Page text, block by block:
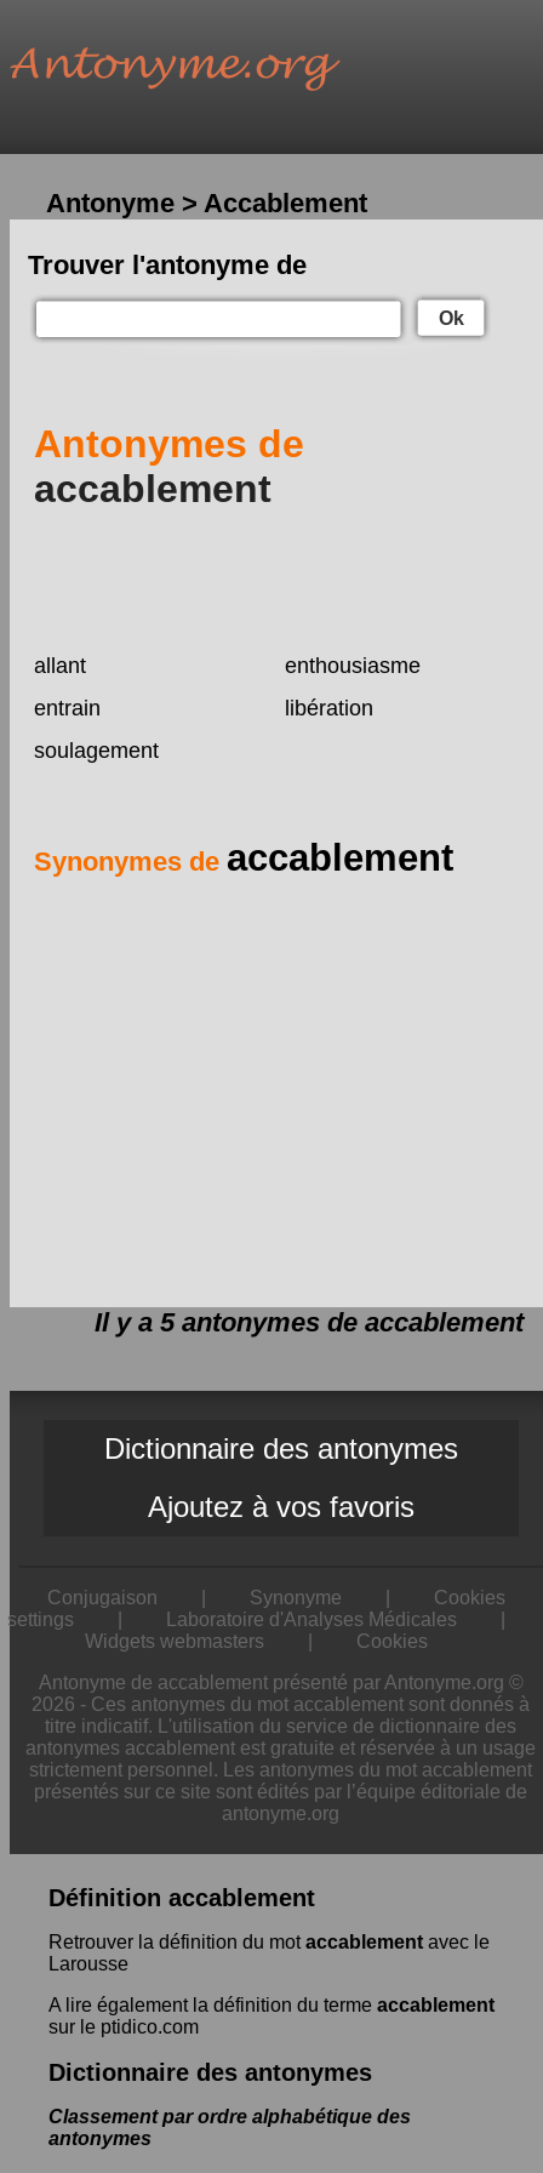
Antonyme > Accablement
Trouver l'antonyme de
Ok
Antonymes de
accablement
allant
enthousiasme
entrain
libération
soulagement
Synonymes de accablement
Il y a 5 antonymes de accablement
Dictionnaire des antonymes
Ajoutez à vos favoris
Conjugaison Synonyme
Cookies
settings
Laboratoire d'Analyses Médicales
Widgets webmasters
Cookies
Antonyme de accablement présenté par Antonyme.org ©
2026 - Ces antonymes du mot accablement sont donnés à
titre indicatif. L'utilisation du service de dictionnaire des
antonymes accablement est gratuite et réservée à un usage
strictement personnel. Les antonymes du mot accablement
présentés sur ce site sont édités par l’équipe éditoriale de
antonyme.org
Définition accablement
Retrouver la définition du motaccablement avec le
Larousse
A lire également la définition du terme accablement
sur le ptidico.com
Dictionnaire des antonymes
Classement par ordre alphabétique des
antonymes